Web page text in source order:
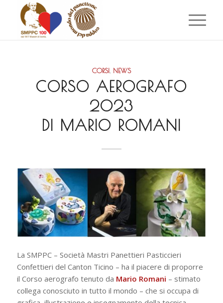
CORSI, NEWS
CORSO AEROGRAFO
2023
DI MARIO ROMANI
La SMPPC – Società Mastri Panettieri Pasticcieri
Confettieri del Canton Ticino – ha il piacere di proporre
il Corso aerografo tenuto da Mario Romani – stimato
collega conosciuto in tutto il mondo – che si occupa di